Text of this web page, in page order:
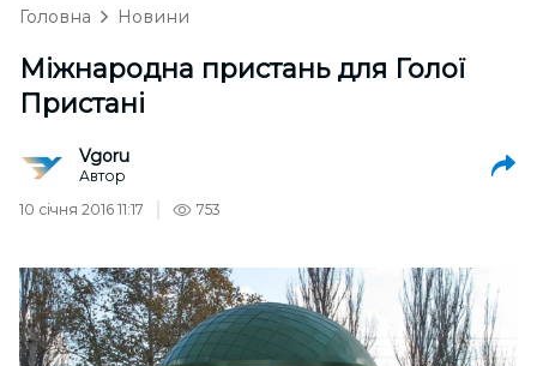
Головна Новини
Міжнародна пристань для Голої
Пристані
Vgoru
Автор
10 січня 2016 11:17
753